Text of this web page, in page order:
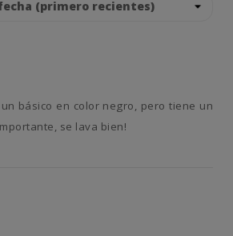
se lava bien!